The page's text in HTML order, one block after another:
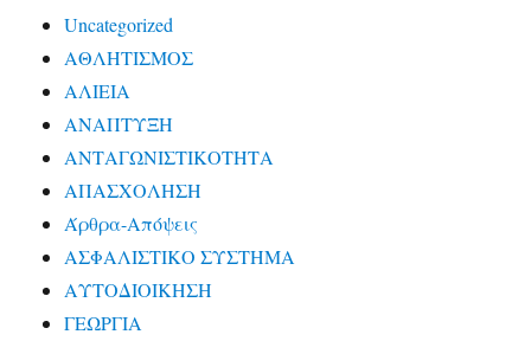
Uncategorized
ΑΘΛΗΤΙΣΜΟΣ
ΑΛΙΕΙΑ
ΑΝΑΠΤΥΞΗ
ΑΝΤΑΓΩΝΙΣΤΙΚΟΤΗΤΑ
ΑΠΑΣΧΟΛΗΣΗ
Άρθρα-Απόψεις
ΑΣΦΑΛΙΣΤΙΚΟ ΣΥΣΤΗΜΑ
ΑΥΤΟΔΙΟΙΚΗΣΗ
ΓΕΩΡΓΙΑ